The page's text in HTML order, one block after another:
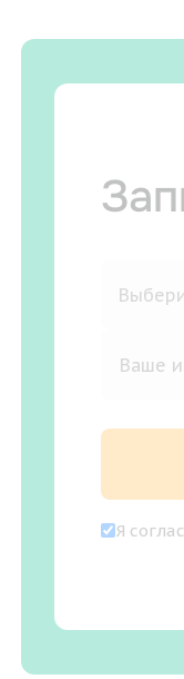
Я